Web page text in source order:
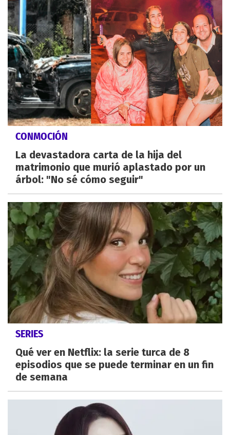
CONMOCIÓN
La devastadora carta de la hija del
matrimonio que murió aplastado por un
árbol: "No sé cómo seguir"
SERIES
Qué ver en Netflix: la serie turca de 8
episodios que se puede terminar en un fin
de semana